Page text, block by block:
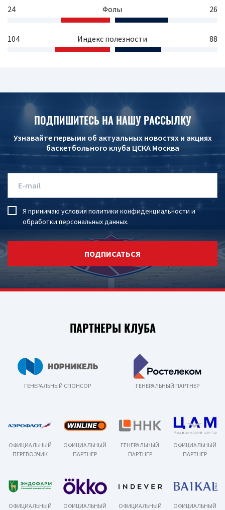
24 Фолы 26
104 Индекс полезности 88
ПОДПИШИТЕСЬ НА НАШУ РАССЫЛКУ
Узнавайте первыми об актуальных новостях и акциях
баскетбольного клуба ЦСКА Москва
Я принимаю условия политики конфиденциальности и
обработки персональных данных.
ПОДПИСАТЬСЯ
ПАРТНЕРЫ КЛУБА
ГЕНЕРАЛЬНЫЙ СПОНСОР ГЕНЕРАЛЬНЫЙ ПАРТНЕР
ОФИЦИАЛЬНЫЙ
ПЕРЕВОЗЧИК
ОФИЦИАЛЬНЫЙ
ПАРТНЕР
ГЕНЕРАЛЬНЫЙ
ПАРТНЕР
ОФИЦИАЛЬНЫЙ
ПАРТНЕР
ОФИЦИАЛЬНЫЙ
ОФИЦИАЛЬНЫЙ
ОФИЦИАЛЬНЫЙ
ОФИЦИАЛЬНЫЙ